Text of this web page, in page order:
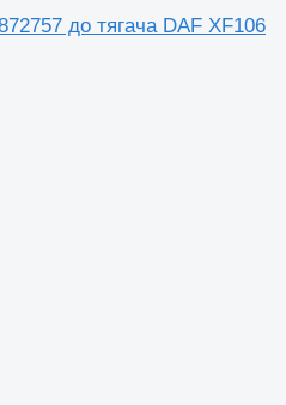
до тягача DAF XF106